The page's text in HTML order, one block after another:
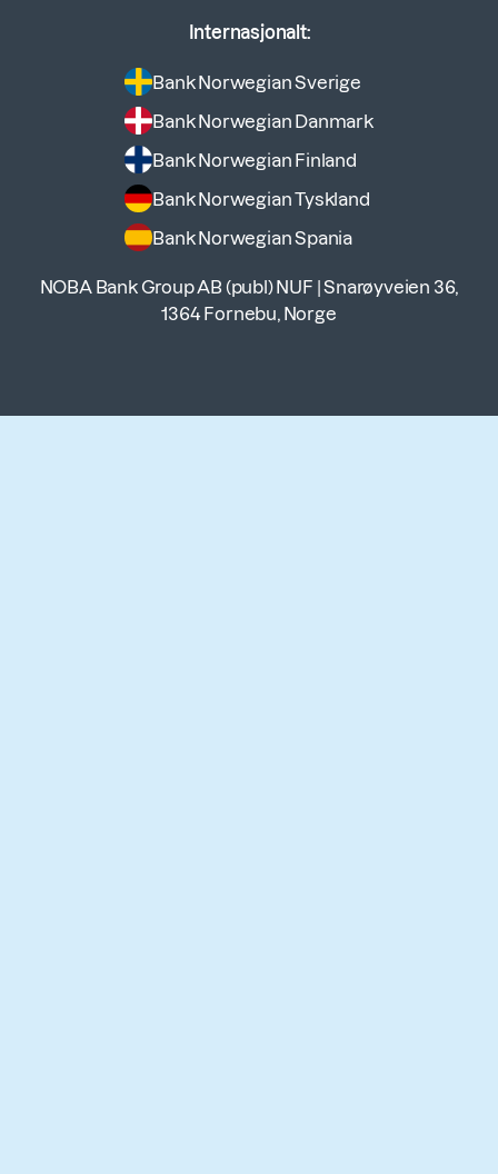
Internasjonalt:
Bank Norwegian Sverige
Bank Norwegian Danmark
Bank Norwegian Finland
Bank Norwegian Tyskland
Bank Norwegian Spania
NOBA Bank Group AB (publ) NUF |Snarøyveien 36,
1364 Fornebu, Norge